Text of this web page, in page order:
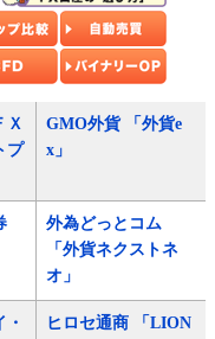
Ｘ
プ
GMO外貨 「外貨e
x」
外為どっとコム
「外貨ネクストネ
オ」
ヒロセ通商 「LION